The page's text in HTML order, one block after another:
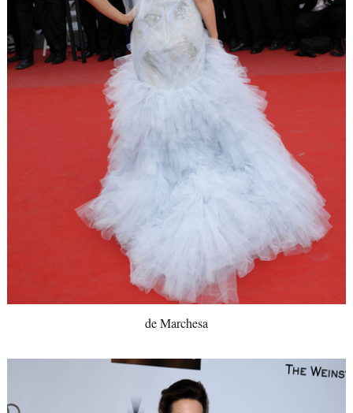
de Marchesa